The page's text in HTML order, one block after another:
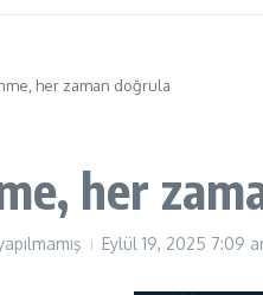
her zaman doğrula
her
Eylül 19, 2025 7:09